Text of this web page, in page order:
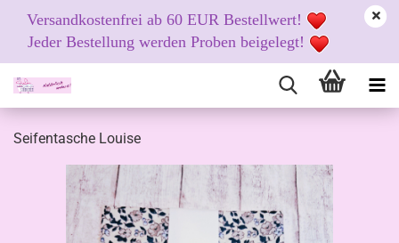
Versandkostenfrei ab 60 EUR Bestellwert!
Jeder Bestellung werden Proben beigelegt!
Seifentasche Louise